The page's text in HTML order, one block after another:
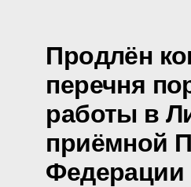
Продлён
перечня
работы в
приёмной
Федерации